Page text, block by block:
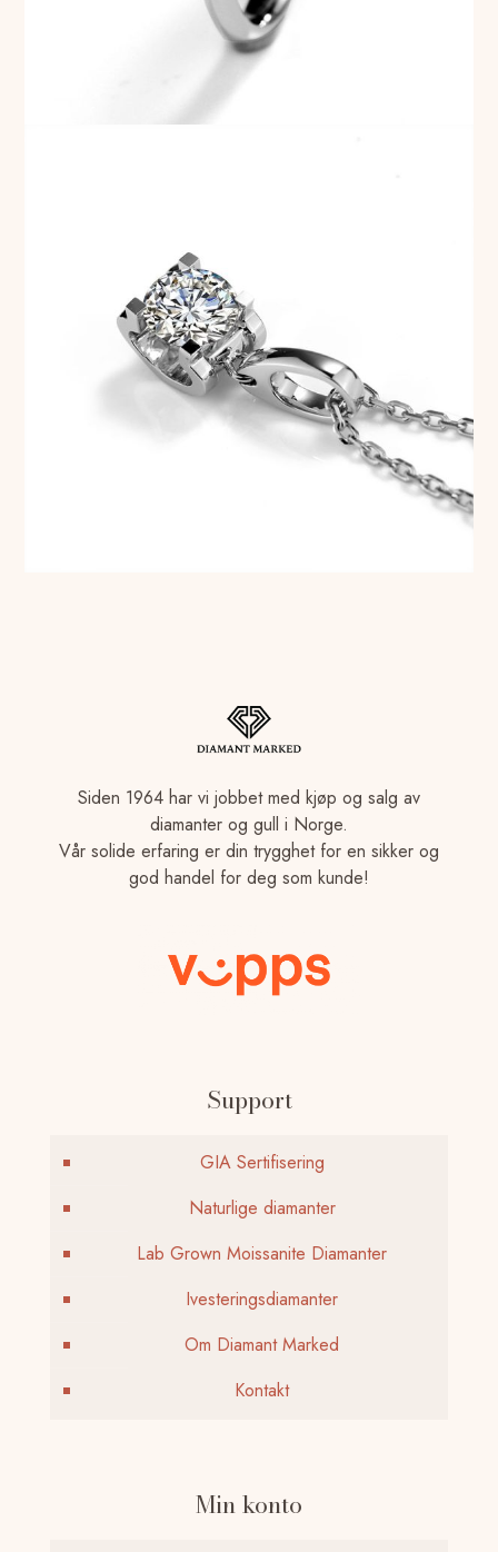
Siden 1964 har vi jobbet med kjøp og salg av
diamanter og gull i Norge.
Vår solide erfaring er din trygghet for en sikker og
god handel for deg som kunde!
Support
GIA Sertifisering
Naturlige diamanter
Lab Grown Moissanite Diamanter
Ivesteringsdiamanter
Om Diamant Marked
Kontakt
Min konto